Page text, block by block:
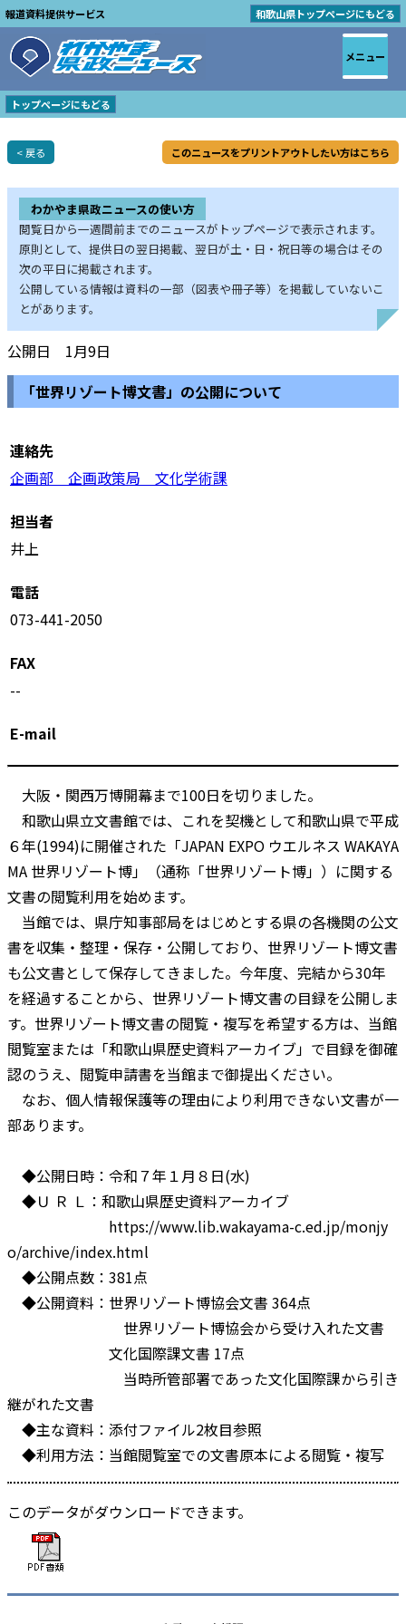
報道資料提供サービス 和歌山県トップページにもどる
トップページにもどる
< 戻る このニュースをプリントアウトしたい方はこちら
わかやま県政ニュースの使い方
閲覧日から一週間前までのニュースがトップページで表示されます。
原則として、提供日の翌日掲載、翌日が土・日・祝日等の場合はその
次の平日に掲載されます。
公開している情報は資料の一部（図表や冊子等）を掲載していないこ
とがあります。
公開日 1月9日
「世界リゾート博文書」の公開について
連絡先
企画部 企画政策局 文化学術課
担当者
井上
電話
073-441-2050
FAX
--
E-mail
大阪・関西万博開幕まで100日を切りました。
和歌山県立文書館では、これを契機として和歌山県で平成
６年(1994)に開催された「JAPAN EXPO ウエルネス WAKAYA
MA 世界リゾート博」（通称「世界リゾート博」）に関する
文書の閲覧利用を始めます。
当館では、県庁知事部局をはじめとする県の各機関の公文
書を収集・整理・保存・公開しており、世界リゾート博文書
も公文書として保存してきました。今年度、完結から30年
を経過することから、世界リゾート博文書の目録を公開しま
す。世界リゾート博文書の閲覧・複写を希望する方は、当館
閲覧室または「和歌山県歴史資料アーカイブ」で目録を御確
認のうえ、閲覧申請書を当館まで御提出ください。
なお、個人情報保護等の理由により利用できない文書が一
部あります。
◆公開日時：令和７年１月８日(水)
◆Ｕ Ｒ Ｌ：和歌山県歴史資料アーカイブ
https://www.lib.wakayama-c.ed.jp/monjy
o/archive/index.html
◆公開点数：381点
◆公開資料：世界リゾート博協会文書 364点
世界リゾート博協会から受け入れた文書
文化国際課文書 17点
当時所管部署であった文化国際課から引き
継がれた文書
◆主な資料：添付ファイル2枚目参照
◆利用方法：当館閲覧室での文書原本による閲覧・複写
このデータがダウンロードできます。
メニュー